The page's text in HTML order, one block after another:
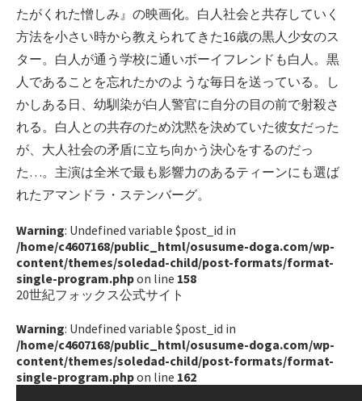
たがくれた憎しみ』の映画化。白人社会と共存していく
方法を小さい時から教えられてきた16歳の黒人少女のス
ター。白人が通う学校に通いボーイフレンドも白人。黒
人であることを忘れたかのような毎日を送っている。し
かしある日、幼馴染が白人警官に自分の目の前で射殺さ
れる。白人との共存のため沈黙を決めていた彼女だった
が、大人社会の矛盾に立ち向かう決心をするのだっ
た…。主演は全米で最も影響力のあるティーンにも選ば
れたアマンドラ・ステンバーグ。
Warning: Undefined variable $post_id in
/home/c4607168/public_html/osusume-doga.com/wp-
content/themes/soledad-child/post-formats/format-
single-program.phpon line 158
20世紀フォックス公式サイト
Warning: Undefined variable $post_id in
/home/c4607168/public_html/osusume-doga.com/wp-
content/themes/soledad-child/post-formats/format-
single-program.phpon line 162